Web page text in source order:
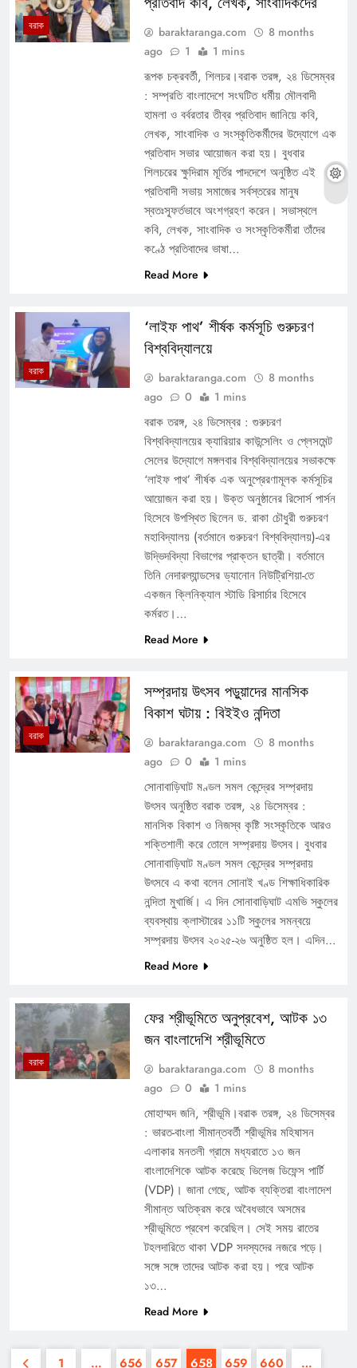
বরাক baraktaranga.com
8 months
ago
1 1 mins
রূপক চক্রবর্তী, শিলচর।বরাক তরঙ্গ, ২৪ ডিসেম্বর
: সম্প্রতি বাংলাদেশে সংঘটিত ধর্মীয় মৌলবাদী
হামলা ও বর্বরতার তীব্র প্রতিবাদ জানিয়ে কবি,
লেখক, সাংবাদিক ও সংস্কৃতিকর্মীদের উদ্যোগে এক
প্রতিবাদ সভার আয়োজন করা হয়। বুধবার
শিলচরের ক্ষুদিরাম মূর্তির পাদদেশে অনুষ্ঠিত এই
প্রতিবাদী সভায় সমাজের সর্বস্তরের মানুষ
স্বতঃস্ফূর্তভাবে অংশগ্রহণ করেন। সভাস্থলে
কবি, লেখক, সাংবাদিক ও সংস্কৃতিকর্মীরা তাঁদের
কণ্ঠে প্রতিবাদের ভাষা…
Read More
বরাক
‘লাইফ পাথ’ শীর্ষক কর্মসূচি গুরুচরণ
বিশ্ববিদ্যালয়ে
baraktaranga.com
8 months
ago
0 1 mins
বরাক তরঙ্গ, ২৪ ডিসেম্বর : গুরুচরণ
বিশ্ববিদ্যালয়ের ক্যারিয়ার কাউন্সেলিং ও প্লেসমেন্ট
সেলের উদ্যোগে মঙ্গলবার বিশ্ববিদ্যালয়ের সভাকক্ষে
‘লাইফ পাথ’ শীর্ষক এক অনুপ্রেরণামূলক কর্মসূচির
আয়োজন করা হয়। উক্ত অনুষ্ঠানের রিসোর্স পার্সন
হিসেবে উপস্থিত ছিলেন ড. রাকা চৌধুরী গুরুচরণ
মহাবিদ্যালয় (বর্তমানে গুরুচরণ বিশ্ববিদ্যালয়)-এর
উদ্ভিদবিদ্যা বিভাগের প্রাক্তন ছাত্রী। বর্তমানে
তিনি নেদারল্যান্ডসের ড্যানোন নিউট্রিশিয়া-তে
একজন ক্লিনিক্যাল স্টাডি রিসার্চার হিসেবে
কর্মরত।…
Read More
বরাক
সম্প্রদায় উৎসব পড়ুয়াদের মানসিক
বিকাশ ঘটায় : বিইইও নন্দিতা
baraktaranga.com
8 months
ago
0 1 mins
সোনাবাড়িঘাট মণ্ডল সমল কেন্দ্রের সম্প্রদায়
উৎসব অনুষ্ঠিত বরাক তরঙ্গ, ২৪ ডিসেম্বর :
মানসিক বিকাশ ও নিজস্ব কৃষ্টি সংস্কৃতিকে আরও
শক্তিশালী করে তোলে সম্প্রদায় উৎসব। বুধবার
সোনাবাড়িঘাট মণ্ডল সমল কেন্দ্রের সম্প্রদায়
উৎসবে এ কথা বলেন সোনাই খণ্ড শিক্ষাধিকারিক
নন্দিতা মুখার্জি। এ দিন সোনাবাড়িঘাট এমভি স্কুলের
ব্যবস্থায় ক্লাস্টারের ১১টি স্কুলের সমন্বয়ে
সম্প্রদায় উৎসব ২০২৫-২৬ অনুষ্ঠিত হল। এদিন…
Read More
বরাক
ফের শ্রীভূমিতে অনুপ্রবেশ, আটক ১৩
জন বাংলাদেশি শ্রীভূমিতে
baraktaranga.com
8 months
ago
0 1 mins
মোহাম্মদ জনি, শ্রীভূমি।বরাক তরঙ্গ, ২৪ ডিসেম্বর
: ভারত-বাংলা সীমান্তবর্তী শ্রীভূমির মহিষাসন
এলাকার মনতলী গ্রামে মধ্যরাতে ১৩ জন
বাংলাদেশিকে আটক করেছে ভিলেজ ডিফেন্স পার্টি
(VDP)। জানা গেছে, আটক ব্যক্তিরা বাংলাদেশ
সীমান্ত অতিক্রম করে অবৈধভাবে অসমের
শ্রীভূমিতে প্রবেশ করেছিল। সেই সময় রাতের
টহলদারিতে থাকা VDP সদস্যদের নজরে পড়ে।
সঙ্গে সঙ্গে তাদের আটক করা হয়। পরে আটক
১৩…
Read More
1 … 656 657 658 659 660 …